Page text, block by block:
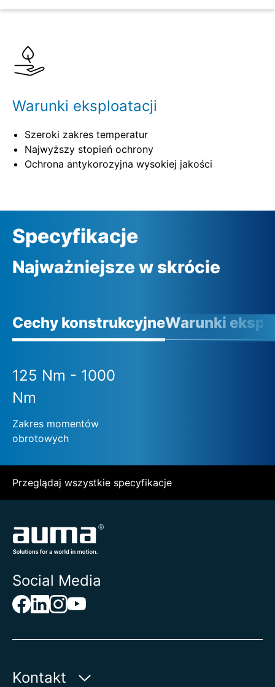
Warunki eksploatacji
Szeroki zakres temperatur
Najwyższy stopień ochrony
Ochrona antykorozyjna wysokiej jakości
Specyfikacje
Najważniejsze w skrócie
Cechy konstrukcyjneWarunki
125 Nm - 1000
Nm
Zakres momentów
obrotowych
Przeglądaj wszystkie specyfikacje
Social Media
Kontakt